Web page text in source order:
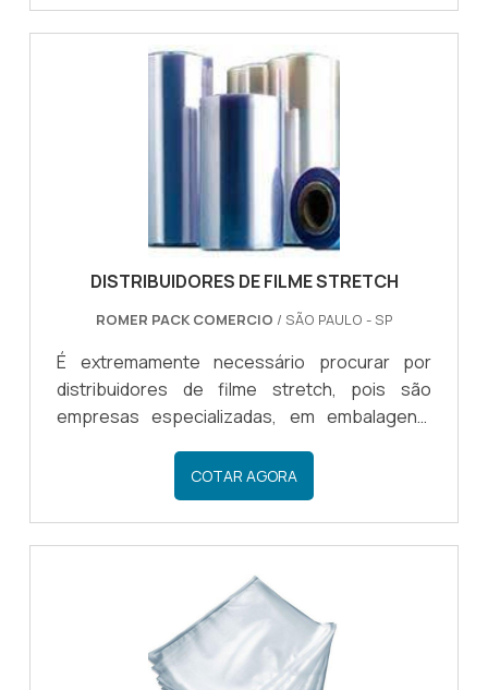
CUIDADOS NECESSÁRIOS COM O FILME
TERMOENCOLHÍVEL Ao contrário de outros
modelos de embalagem, o filme
termoencolhível possui uma coloração
diferente, porém, não muda em nada a
aderindo perfeitamente a uma ampla .
DISTRIBUIDORES DE FILME STRETCH
ROMER PACK COMERCIO / SÃO PAULO - SP
É extremamente necessário procurar por
distribuidores de filme stretch, pois são
empresas especializadas, em embalagens,
excelência. Ao investir nos fornecedores de
filme stretch o consumidor estará investindo
em produtos e serviços de qualidade, além de
poder optar por comprar diretamente com a
empresa distribuidora, garantindo a eficiência
dos produtos adquiridos.AS VANTAGENS DE
OPTAR PELOS DISTRIBUIDORESHá diversas
vantagens em optar pelos distribuidore.
COTAR AGORA